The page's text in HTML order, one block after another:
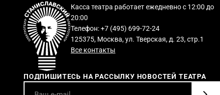
Касса театра работает ежедневно с 12:00 до
20:00
Телефон: +7 (495) 699-72-24
125375, Москва, ул. Тверская, д. 23, стр.1
Все контакты
ПОДПИШИТЕСЬ НА РАССЫЛКУ НОВОСТЕЙ ТЕАТРА